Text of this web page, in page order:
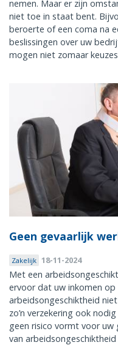
nemen. Maar er zijn
niet toe in staat bent.
beroerte of een coma na
beslissingen over uw
mogen niet zomaar
Geen gevaarlijk
Zakelijk 18-11-2024
Met een
ervoor dat uw inkomen
arbeidsongeschiktheid
zo’n verzekering ook
geen risico vormt voor uw
van